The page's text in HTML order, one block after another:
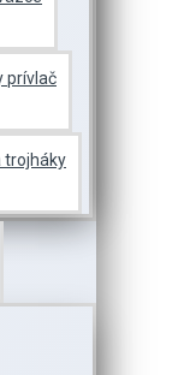
prívlač
trojháky